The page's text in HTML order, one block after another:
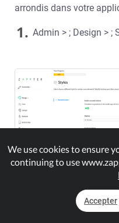
arrondis dans votre
1. Admin > ; Design > ;
We use cookies to ensure
continuing to use
Accepter